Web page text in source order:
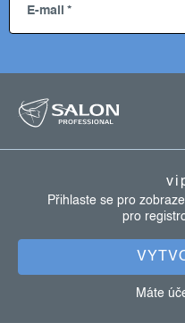
E-mail
Přihlaste se pro
pro
Máte